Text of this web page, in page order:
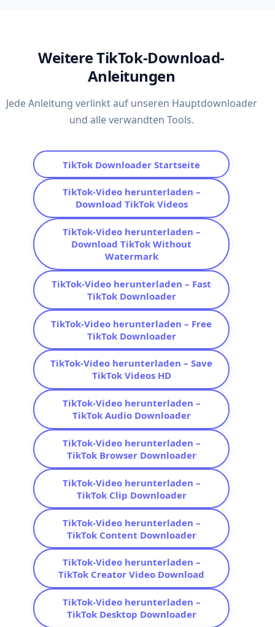
Weitere TikTok-Download-
Anleitungen
Jede Anleitung verlinkt auf unseren Hauptdownloader
und alle verwandten Tools.
TikTok Downloader Startseite
TikTok-Video herunterladen –
Download TikTok Videos
TikTok-Video herunterladen –
Download TikTok Without
Watermark
TikTok-Video herunterladen – Fast
TikTok Downloader
TikTok-Video herunterladen – Free
TikTok Downloader
TikTok-Video herunterladen – Save
TikTok Videos HD
TikTok-Video herunterladen –
TikTok Audio Downloader
TikTok-Video herunterladen –
TikTok Browser Downloader
TikTok-Video herunterladen –
TikTok Clip Downloader
TikTok-Video herunterladen –
TikTok Content Downloader
TikTok-Video herunterladen –
TikTok Creator Video Download
TikTok-Video herunterladen –
TikTok Desktop Downloader